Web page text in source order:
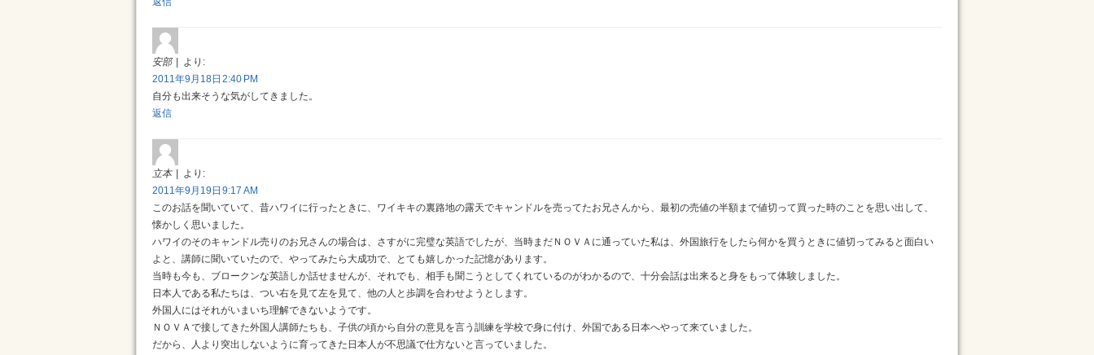
安部
より:
2011年9月18日 2:40 PM
自分も出来そうな気がしてきました。
返信
立本
より:
2011年9月19日 9:17 AM
このお話を聞いていて、昔ハワイに行ったときに、ワイキキの裏路地の露天でキャンドルを売ってたお兄さんから、最初の売値の半額まで値切って買った時のことを思い出して、
懐かしく思いました。
ハワイのそのキャンドル売りのお兄さんの場合は、さすがに完璧な英語でしたが、当時まだＮＯＶＡに通っていた私は、外国旅行をしたら何かを買うときに値切ってみると面白い
よと、講師に聞いていたので、やってみたら大成功で、とても嬉しかった記憶があります。
当時も今も、ブロークンな英語しか話せませんが、それでも、相手も聞こうとしてくれているのがわかるので、十分会話は出来ると身をもって体験しました。
日本人である私たちは、つい右を見て左を見て、他の人と歩調を合わせようとします。
外国人にはそれがいまいち理解できないようです。
ＮＯＶＡで接してきた外国人講師たちも、子供の頃から自分の意見を言う訓練を学校で身に付け、外国である日本へやって来ていました。
だから、人より突出しないように育ってきた日本人が不思議で仕方ないと言っていました。